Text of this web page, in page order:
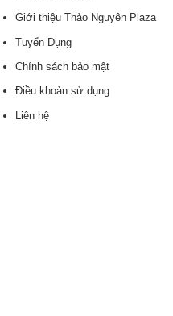
Giới thiệu Thảo Nguyên Plaza
Tuyển Dụng
Chính sách bảo mật
Điều khoản sử dụng
Liên hệ